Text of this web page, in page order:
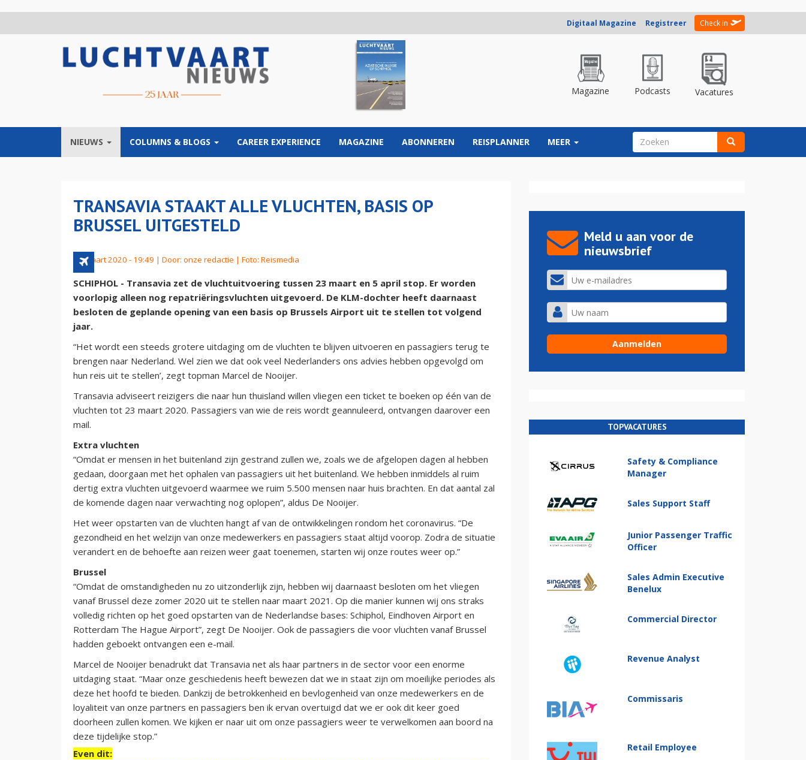
Digitaal Magazine Registreer Check in
Magazine Podcasts Vacatures
NIEUWS COLUMNS & BLOGS CAREER EXPERIENCE MAGAZINE ABONNEREN REISPLANNER MEER ZOEKVELD
TRANSAVIA STAAKT ALLE VLUCHTEN, BASIS OP
BRUSSEL UITGESTELD
18 maart 2020 - 19:49 | Door: onze redactie | Foto: Reismedia
SCHIPHOL - Transavia zet de vluchtuitvoering tussen 23 maart en 5 april stop. Er worden
voorlopig alleen nog repatriëringsvluchten uitgevoerd. De KLM-dochter heeft daarnaast
besloten de geplande opening van een basis op Brussels Airport uit te stellen tot volgend
jaar.
“Het wordt een steeds grotere uitdaging om de vluchten te blijven uitvoeren en passagiers terug te
brengen naar Nederland. Wel zien we dat ook veel Nederlanders ons advies hebben opgevolgd om
hun reis uit te stellen’, zegt topman Marcel de Nooijer.
Transavia adviseert reizigers die naar hun thuisland willen vliegen een ticket te boeken op één van de
vluchten tot 23 maart 2020. Passagiers van wie de reis wordt geannuleerd, ontvangen daarover een
mail.
Extra vluchten
“Omdat er mensen in het buitenland zijn gestrand zullen we, zoals we de afgelopen dagen al hebben
gedaan, doorgaan met het ophalen van passagiers uit het buitenland. We hebben inmiddels al ruim
dertig extra vluchten uitgevoerd waarmee we ruim 5.500 mensen naar huis brachten. En dat aantal zal
de komende dagen naar verwachting nog oplopen”, aldus De Nooijer.
Het weer opstarten van de vluchten hangt af van de ontwikkelingen rondom het coronavirus. “De
gezondheid en het welzijn van onze medewerkers en passagiers staat altijd voorop. Zodra de situatie
verandert en de behoefte aan reizen weer gaat toenemen, starten wij onze routes weer op.”
Brussel
“Omdat de omstandigheden nu zo uitzonderlijk zijn, hebben wij daarnaast besloten om het vliegen
vanaf Brussel deze zomer 2020 uit te stellen naar maart 2021. Op die manier kunnen wij ons straks
volledig richten op het goed opstarten van de Nederlandse bases: Schiphol, Eindhoven Airport en
Rotterdam The Hague Airport”, zegt De Nooijer. Ook de passagiers die voor vluchten vanaf Brussel
hadden geboekt ontvangen een e-mail.
Marcel de Nooijer benadrukt dat Transavia net als haar partners in de sector voor een enorme
uitdaging staat. “Maar onze geschiedenis heeft bewezen dat we in staat zijn om moeilijke periodes als
deze het hoofd te bieden. Dankzij de betrokkenheid en bevlogenheid van onze medewerkers en de
loyaliteit van onze partners en passagiers ben ik ervan overtuigd dat we er ook dit keer goed
doorheen zullen komen. We kijken er naar uit om onze passagiers weer te verwelkomen aan boord na
deze tijdelijke stop.”
Even dit:
Meld u aan voor de
nieuwsbrief
TOPVACATURES
Safety & Compliance
Manager
Sales Support Staff
Junior Passenger Traffic
Officer
Sales Admin Executive
Benelux
Commercial Director
Revenue Analyst
Commissaris
Retail Employee